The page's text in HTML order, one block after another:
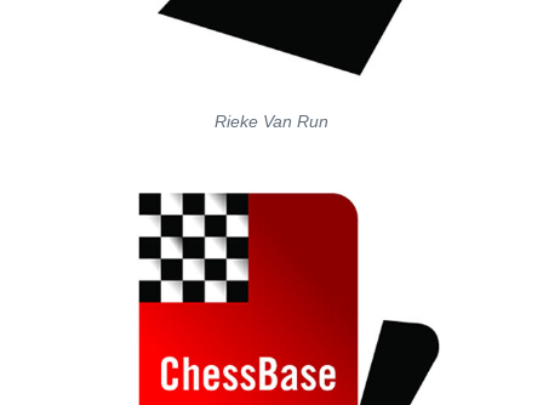
Rieke Van Run